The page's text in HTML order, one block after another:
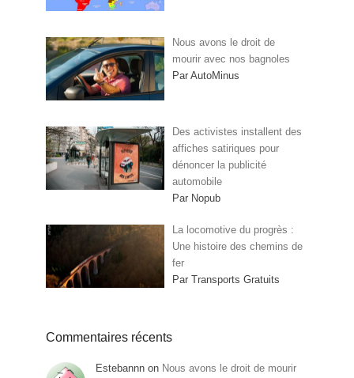
Nous avons le droit de
mourir avec nos bagnoles
Par AutoMinus
Des activistes installent des
affiches satiriques pour
dénoncer la publicité
automobile
Par Nopub
La locomotive du progrès :
Une histoire des chemins de
fer
Par Transports Gratuits
Commentaires récents
Estebannn on Nous avons le droit de mourir